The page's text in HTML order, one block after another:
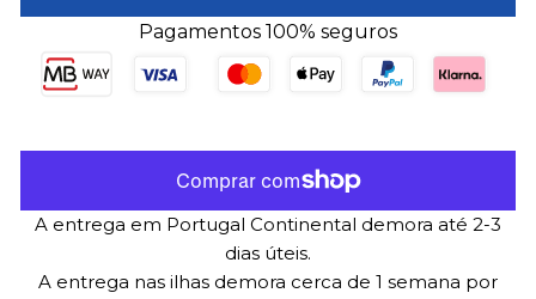
Pagamentos 100% seguros
A entrega em Portugal Continental demora até 2-3
dias úteis.
A entrega nas ilhas demora cerca de 1 semana por